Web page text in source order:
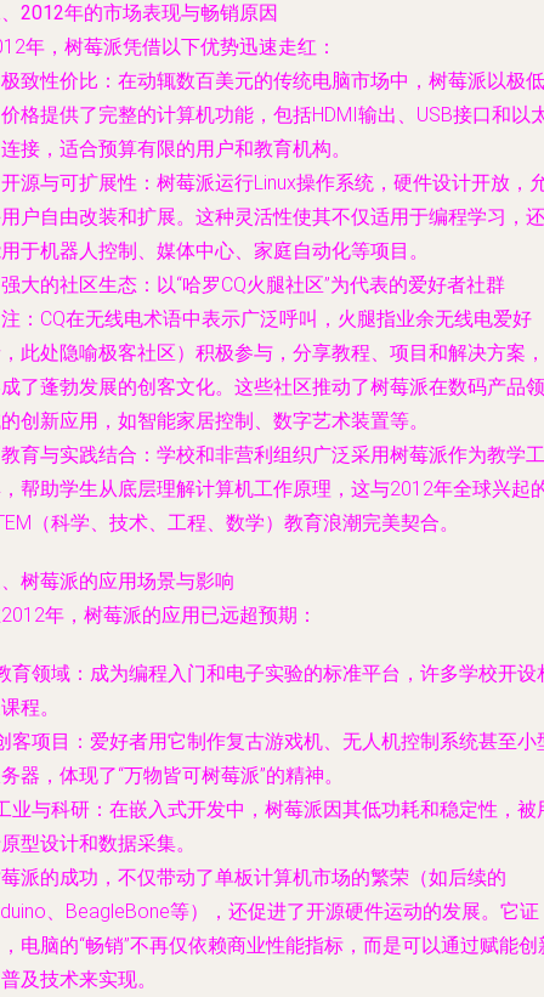
2012年的市场表现与畅销原因
年，树莓派凭借以下优势迅速走红：
极致性价比 ：在动辄数百美元的传统电脑市场中，树莓派以极低
格提供了完整的计算机功能，包括HDMI输出、USB接口和以
接，适合预算有限的用户和教育机构。
开源与可扩展性 ：树莓派运行Linux操作系统，硬件设计开放，
户自由改装和扩展。这种灵活性使其不仅适用于编程学习，还
于机器人控制、媒体中心、家庭自动化等项目。
强大的社区生态 ：以“哈罗CQ火腿社区”为代表的爱好者社群
：CQ在无线电术语中表示广泛呼叫，火腿指业余无线电爱好
此处隐喻极客社区）积极参与，分享教程、项目和解决方案，
了蓬勃发展的创客文化。这些社区推动了树莓派在数码产品领
创新应用，如智能家居控制、数字艺术装置等。
教育与实践结合 ：学校和非营利组织广泛采用树莓派作为教学工
帮助学生从底层理解计算机工作原理，这与2012年全球兴起
（科学、技术、工程、数学）教育浪潮完美契合。
树莓派的应用场景与影响
年，树莓派的应用已远超预期：
育领域 ：成为编程入门和电子实验的标准平台，许多学校开设
程。
客项目 ：爱好者用它制作复古游戏机、无人机控制系统甚至小
器，体现了“万物皆可树莓派”的精神。
业与科研 ：在嵌入式开发中，树莓派因其低功耗和稳定性，被
型设计和数据采集。
派的成功，不仅带动了单板计算机市场的繁荣（如后续的
、BeagleBone等），还促进了开源硬件运动的发展。它证
电脑的“畅销”不再仅依赖商业性能指标，而是可以通过赋能创
及技术来实现。